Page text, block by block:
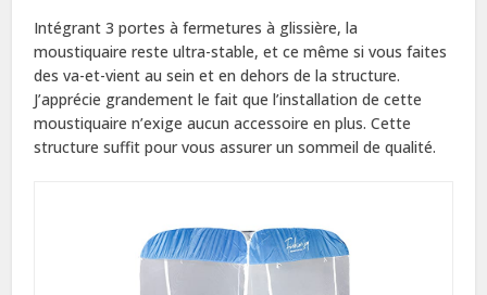
Intégrant 3 portes à fermetures à glissière, la
moustiquaire reste ultra-stable, et ce même si vous faites
des va-et-vient au sein et en dehors de la structure.
J’apprécie grandement le fait que l’installation de cette
moustiquaire n’exige aucun accessoire en plus. Cette
structure suffit pour vous assurer un sommeil de qualité.